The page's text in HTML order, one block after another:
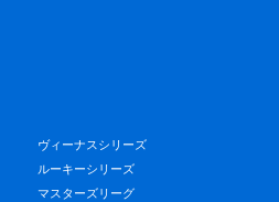
ヴィーナスシリーズ
ルーキーシリーズ
マスターズリーグ